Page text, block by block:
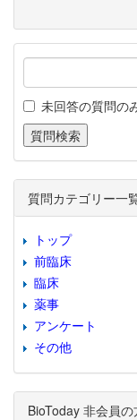
未回答の質問の
質問カテゴリー一
トップ
前臨床
臨床
薬事
アンケート
その他
BioToday 非会員